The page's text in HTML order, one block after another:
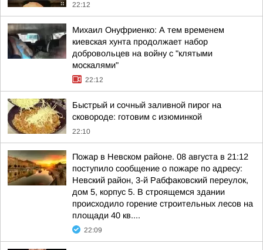
22:12
Михаил Онуфриенко: А тем временем
киевская хунта продолжает набор
добровольцев на войну с "клятыми
москалями"
22:12
Быстрый и сочный заливной пирог на
сковороде: готовим с изюминкой
22:10
Пожар в Невском районе. 08 августа в 21:12
поступило сообщение о пожаре по адресу:
Невский район, 3-й Рабфаковский переулок,
дом 5, корпус 5. В строящемся здании
происходило горение строительных лесов на
площади 40 кв....
22:09